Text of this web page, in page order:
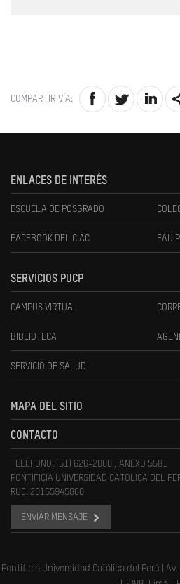
COMPARTIR VÍA:
ENLACES DE INTERÉS
ESCUELA DE POSGRADO
FACEBOOK DEL CIAC FAU
SERVICIOS PUCP
CAMPUS VIRTUAL
BIBLIOTECA
SERVICIO DE SALUD
MAPA DEL SITIO
CONTACTO
TELÉFONO: (51) 626-2000 , ANEXO 5581
PONTIFICIA UNIVERSIDAD CATOLICA DEL
RUC: 20155945860
ENVIAR MENSAJE
Pontificia Universidad Católica del Perú |